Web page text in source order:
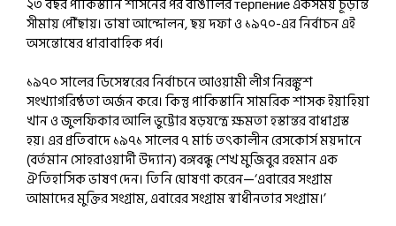
২৩ বছর পাকিস্তানি শাসনের পর বাঙালির терпение একসময় চূড়ান্ত
সীমায় পৌঁছায়। ভাষা আন্দোলন, ছয় দফা ও ১৯৭০-এর নির্বাচন এই
অসন্তোষের ধারাবাহিক পর্ব।
১৯৭০ সালের ডিসেম্বরের নির্বাচনে আওয়ামী লীগ নিরঙ্কুশ
সংখ্যাগরিষ্ঠতা অর্জন করে। কিন্তু পাকিস্তানি সামরিক শাসক ইয়াহিয়া
খান ও জুলফিকার আলি ভুট্টোর ষড়যন্ত্রে ক্ষমতা হস্তান্তর বাধাগ্রস্ত
হয়। এর প্রতিবাদে ১৯৭১ সালের ৭ মার্চ তৎকালীন রেসকোর্স ময়দানে
(বর্তমান সোহরাওয়ার্দী উদ্যান) বঙ্গবন্ধু শেখ মুজিবুর রহমান এক
ঐতিহাসিক ভাষণ দেন। তিনি ঘোষণা করেন—‘এবারের সংগ্রাম
আমাদের মুক্তির সংগ্রাম, এবারের সংগ্রাম স্বাধীনতার সংগ্রাম।’